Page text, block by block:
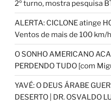
2º turno, mostra pesquisa
ALERTA: CICLONE atinge
Ventos de mais de 100 km/
O SONHO AMERICANO
PERDENDO TUDO [com
YAVÉ: O DEUS ÁRABE
DESERTO | DR. OSVALDO